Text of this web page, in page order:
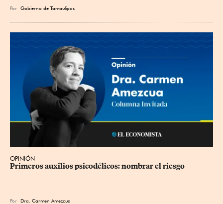
Por Gobierno de Tamaulipas
OPINIÓN
Primeros auxilios psicodélicos: nombrar el riesgo
Por Dra. Carmen Amezcua